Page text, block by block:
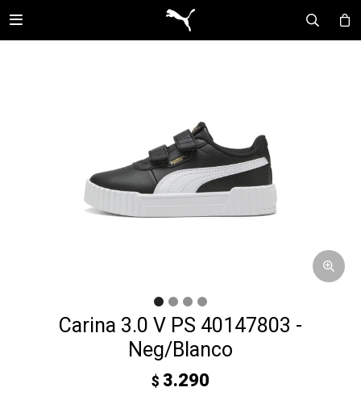

Carina 3.0 V PS 40147803 -
Neg/Blanco
$ 3.290